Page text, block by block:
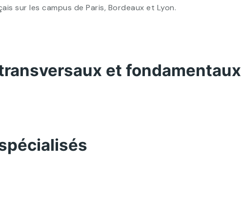
sur les campus de Paris, Bordeaux et Lyon.
transversaux et fondamentaux